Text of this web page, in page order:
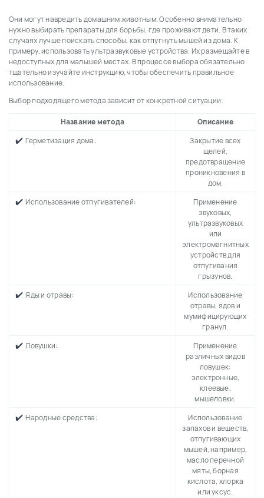
Они могут навредить домашним животным. Особенно внимательно
нужно выбирать препараты для борьбы, где проживают дети. В таких
случаях лучше поискать способы, как отпугнуть мышей из дома. К
примеру, использовать ультразвуковые устройства. Их размещайте в
недоступных для малышей местах. В процессе выбора обязательно
тщательно изучайте инструкцию, чтобы обеспечить правильное
использование.
Выбор подходящего метода зависит от конкретной ситуации:
Название метода Описание
✔️Герметизация дома:
Закрытие всех
щелей,
предотвращение
проникновения в
дом.
✔️Использование отпугивателей:
Применение
звуковых,
ультразвуковых
или
электромагнитных
устройств для
отпугивания
грызунов.
✔️Яды и отравы:
Использование
отравы, ядов и
мумифицирующих
гранул.
✔️Ловушки:
Применение
различных видов
ловушек:
электронные,
клеевые,
мышеловки.
✔️Народные средства:
Использование
запахов и веществ,
отпугивающих
мышей, например,
масло перечной
мяты, борная
кислота, хлорка
или уксус.